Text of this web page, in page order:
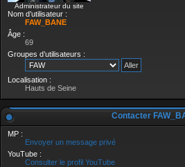
Administrateur du site
Nom d’utilisateur :
FAW_BANE
Âge :
69
Groupes d’utilisateurs :
Localisation :
Hauts de Seine
Contacter
MP :
Envoyer un message privé
YouTube :
Consulter le profil YouTube